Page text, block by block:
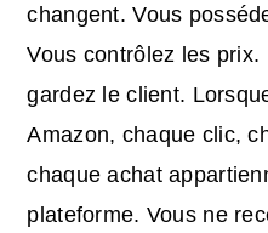
changent. Vous
Vous contrôlez les prix.
gardez le client.
Amazon, chaque clic,
chaque achat
plateforme. Vous ne